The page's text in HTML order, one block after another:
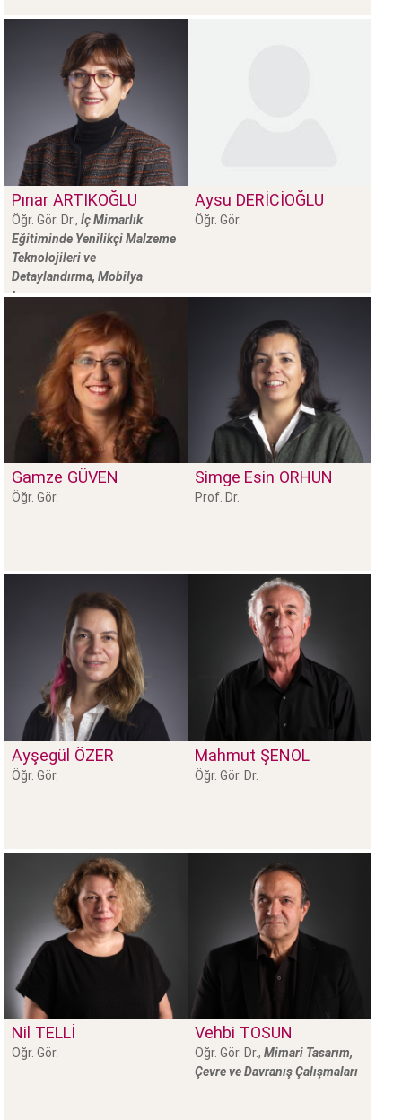
Pınar ARTIKOĞLU
Öğr. Gör. Dr., İç Mimarlık
Eğitiminde Yenilikçi Malzeme
Teknolojileri ve
Detaylandırma, Mobilya
tasarımı
Aysu DERİCİOĞLU
Öğr. Gör.
Gamze GÜVEN
Öğr. Gör.
Simge Esin ORHUN
Prof. Dr.
Ayşegül ÖZER
Öğr. Gör.
Mahmut ŞENOL
Öğr. Gör. Dr.
Nil TELLİ
Öğr. Gör.
Vehbi TOSUN
Öğr. Gör. Dr., Mimari Tasarım,
Çevre ve Davranış Çalışmaları